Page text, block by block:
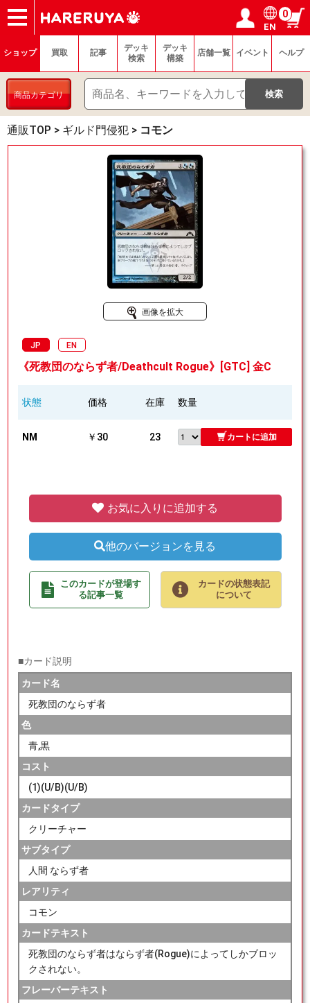
ショップ
買取
記事
デッキ検索
デッキ構築
選手一覧
店舗一覧
イベント
ヘルプ
お問い合わせ ログイン／会員登録
マイページ
EN
0
ショップ 買取 記事
デッキ
検索
デッキ
構築
店舗一覧 イベント ヘルプ
商品カテゴリ
通販TOP > ギルド門侵犯 > コモン
画像を拡大
JP EN
《死教団のならず者/Deathcult Rogue》[GTC] 金C
状態 価格 在庫 数量
NM ￥30 23 カートに追加
お気に入りに追加する
他のバージョンを見る
このカードが登場す
る記事一覧
カードの状態表記
について
■カード説明
カード名
死教団のならず者
色
青,黒
コスト
(1)(U/B)(U/B)
カードタイプ
クリーチャー
サブタイプ
人間 ならず者
レアリティ
コモン
カードテキスト
死教団のならず者はならず者(Rogue)によってしかブロッ
クされない。
フレーバーテキスト